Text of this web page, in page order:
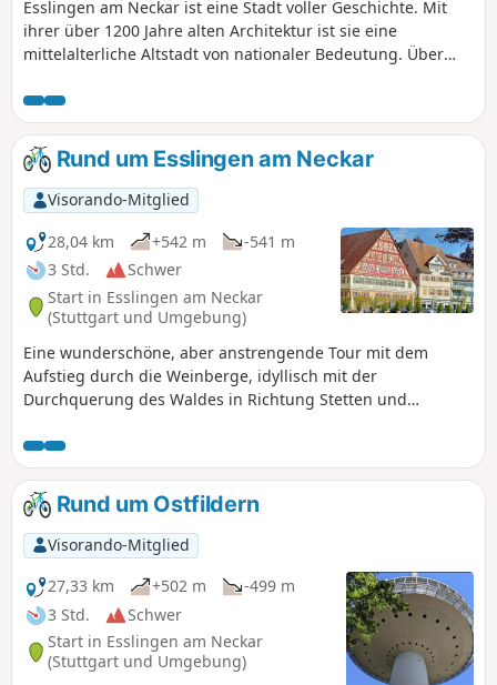
Esslingen am Neckar ist eine Stadt voller Geschichte. Mit
ihrer über 1200 Jahre alten Architektur ist sie eine
mittelalterliche Altstadt von nationaler Bedeutung. Über
sind hier auf engstem Raum vereint, umgeben von
Weinbergen, darunter der älteste Sekthersteller
Deutschlands. Nutzung der Anwendung erforderlich.
Rund um Esslingen am Neckar
Visorando-Mitglied
28,04 km
+542 m
-541 m
3 Std.
Schwer
Start in Esslingen am Neckar
(Stuttgart und Umgebung)
Eine wunderschöne, aber anstrengende Tour mit dem
Aufstieg durch die Weinberge, idyllisch mit der
Durchquerung des Waldes in Richtung Stetten und
Esslingen. Genießen Sie die malerischen Landschaften am
Ufer des Neckars und das vielfältige kulturelle Angebot.
Nutzung der App erforderlich.
Rund um Ostfildern
Visorando-Mitglied
27,33 km
+502 m
-499 m
3 Std.
Schwer
Start in Esslingen am Neckar
(Stuttgart und Umgebung)